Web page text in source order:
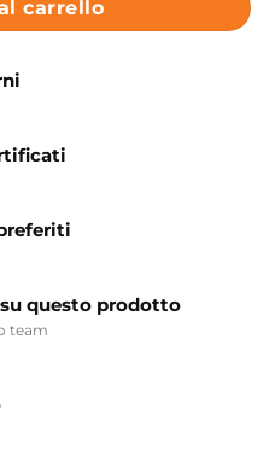
carrello
questo prodotto
team